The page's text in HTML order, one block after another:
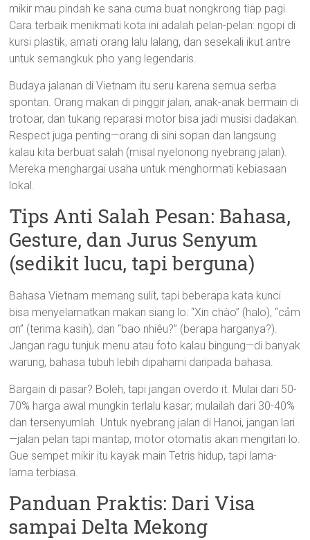
mikir mau pindah ke sana cuma buat nongkrong tiap pagi.
Cara terbaik menikmati kota ini adalah pelan-pelan: ngopi di
kursi plastik, amati orang lalu lalang, dan sesekali ikut antre
untuk semangkuk pho yang legendaris.
Budaya jalanan di Vietnam itu seru karena semua serba
spontan. Orang makan di pinggir jalan, anak-anak bermain di
trotoar, dan tukang reparasi motor bisa jadi musisi dadakan.
Respect juga penting—orang di sini sopan dan langsung
kalau kita berbuat salah (misal nyelonong nyebrang jalan).
Mereka menghargai usaha untuk menghormati kebiasaan
lokal.
Tips Anti Salah Pesan: Bahasa,
Gesture, dan Jurus Senyum
(sedikit lucu, tapi berguna)
Bahasa Vietnam memang sulit, tapi beberapa kata kunci
bisa menyelamatkan makan siang lo: “Xin chào” (halo), “cảm
ơn” (terima kasih), dan “bao nhiêu?” (berapa harganya?).
Jangan ragu tunjuk menu atau foto kalau bingung—di banyak
warung, bahasa tubuh lebih dipahami daripada bahasa.
Bargain di pasar? Boleh, tapi jangan overdo it. Mulai dari 50-
70% harga awal mungkin terlalu kasar; mulailah dari 30-40%
dan tersenyumlah. Untuk nyebrang jalan di Hanoi, jangan lari
—jalan pelan tapi mantap, motor otomatis akan mengitari lo.
Gue sempet mikir itu kayak main Tetris hidup, tapi lama-
lama terbiasa.
Panduan Praktis: Dari Visa
sampai Delta Mekong